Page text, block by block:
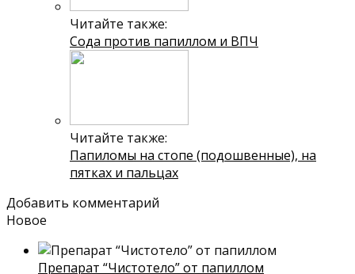
Читайте также:
Сода против папиллом и ВПЧ
Читайте также:
Папиломы на стопе (подошвенные), на
пятках и пальцах
Добавить комментарий
Новое
Препарат “Чистотело” от папиллом